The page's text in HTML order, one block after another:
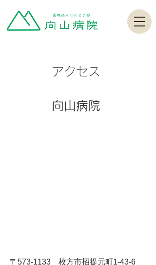
アクセス
向山病院
〒573-1133 枚方市招提元町1-43-6